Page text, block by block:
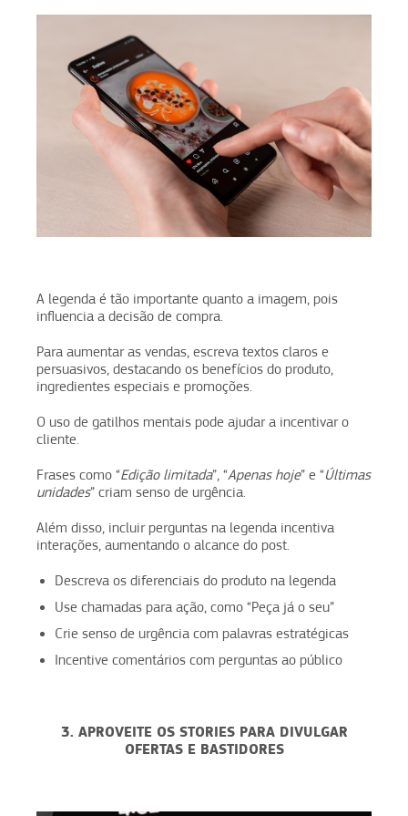
A legenda é tão importante quanto a imagem, pois
influencia a decisão de compra.
Para aumentar as vendas, escreva textos claros e
persuasivos, destacando os benefícios do produto,
ingredientes especiais e promoções.
O uso de gatilhos mentais pode ajudar a incentivar o
cliente.
Frases como “Edição limitada”, “Apenas hoje” e “Últimas
unidades” criam senso de urgência.
Além disso, incluir perguntas na legenda incentiva
interações, aumentando o alcance do post.
Descreva os diferenciais do produto na legenda
Use chamadas para ação, como “Peça já o seu”
Crie senso de urgência com palavras estratégicas
Incentive comentários com perguntas ao público
3. APROVEITE OS STORIES PARA DIVULGAR
OFERTAS E BASTIDORES